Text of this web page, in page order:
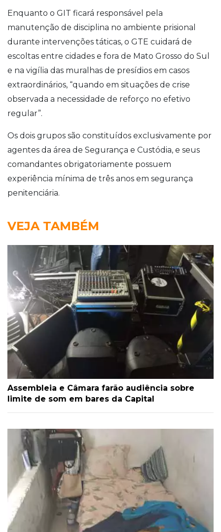
Enquanto o GIT ficará responsável pela
manutenção de disciplina no ambiente prisional
durante intervenções táticas, o GTE cuidará de
escoltas entre cidades e fora de Mato Grosso do Sul
e na vigília das muralhas de presídios em casos
extraordinários, “quando em situações de crise
observada a necessidade de reforço no efetivo
regular”.
Os dois grupos são constituídos exclusivamente por
agentes da área de Segurança e Custódia, e seus
comandantes obrigatoriamente possuem
experiência mínima de três anos em segurança
penitenciária.
VEJA TAMBÉM
Assembleia e Câmara farão audiência sobre
limite de som em bares da Capital